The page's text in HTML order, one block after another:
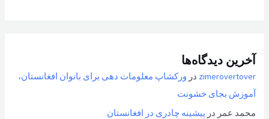
آخرین دیدگاه‌ها
zimerovertover در ورکشاپ معلومات دهی برای بانوان افغانستان،
آموزش بجای خشونت
محمد عمر در پیشینه چادری در افغانستان